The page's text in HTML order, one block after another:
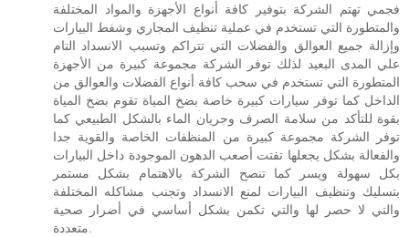
فجمي تهتم الشركة بتوفير كافة أنواع الأجهزة والمواد المختلفة
والمتطورة التي تستخدم في عملية تنظيف المجاري وشفط البيارات
وإزالة جميع العوالق والفضلات التي تتراكم وتسبب الانسداد التام
علي المدى البعيد لذلك توفر الشركة مجموعة كبيرة من الأجهزة
المتطورة التي تستخدم في سحب كافة أنواع الفضلات والعوالق من
الداخل كما توفر سيارات كبيرة خاصة بضخ المياة تقوم بضخ المياة
بقوة للتأكد من سلامة الصرف وجريان الماء بالشكل الطبيعي كما
توفر الشركة مجموعة كبيرة من المنظفات الخاصة والقوية جدا
والفعالة بشكل يجعلها تفتت أصعب الدهون الموجودة داخل البيارات
بكل سهولة ويسر كما تنصح الشركة بالاهتمام بشكل مستمر
بتسليك وتنظيف البيارات لمنع الانسداد وتجنب مشاكله المختلفة
والتي لا حصر لها والتي تكمن بشكل أساسي في أضرار صحية